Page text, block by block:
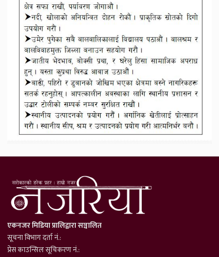
एकनजर मिडिया प्रालिद्वारा सञ्चालित
सूचना विभाग दर्ता नं.:
प्रेस काउन्सिल सूचिकरण नं.: